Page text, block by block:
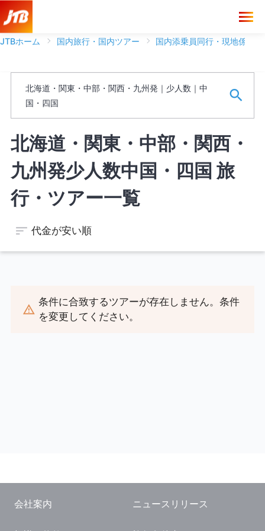
JTBホーム 国内旅行・国内ツアー 国内添乗員同行・現地係員
北海道・関東・中部・関西・九州発｜少人数｜中
国・四国
ブランド
フリーワード
※ワードは一語まで、スペースがある場合は文字として認識しま
す。
北海道・関東・中部・関西・
九州発少人数中国・四国 旅
行・ツアー一覧
代金が安い順
条件に合致するツアーが存在しません。条件
を変更してください。
会社案内 ニュースリリース